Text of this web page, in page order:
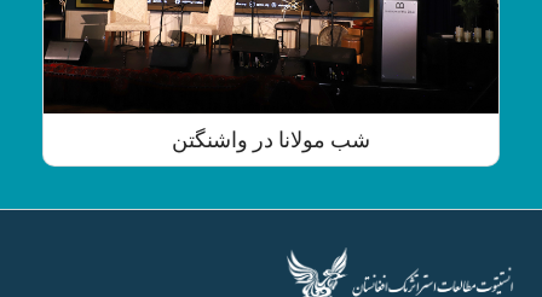
شب مولانا در واشنگتن